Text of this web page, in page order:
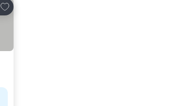
Lisää suosikkeihin